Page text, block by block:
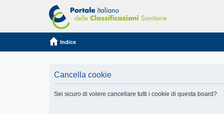
Indice
Cancella cookie
Sei sicuro di volere cancellare tutti i cookie di questa board?